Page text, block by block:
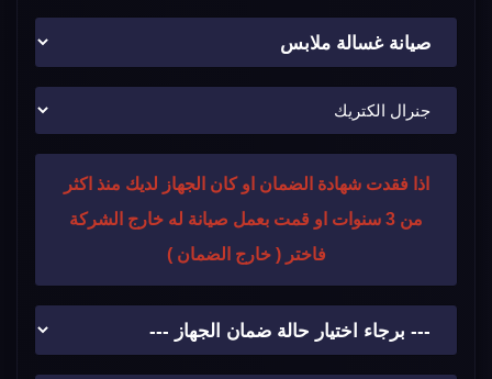
اذا فقدت شهادة الضمان او كان الجهاز لديك منذ اكثر
من 3 سنوات او قمت بعمل صيانة له خارج الشركة
فاختر ( خارج الضمان )